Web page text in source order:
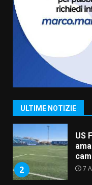
ULTIME NOTIZIE
La
6
1
“I
2
US
7